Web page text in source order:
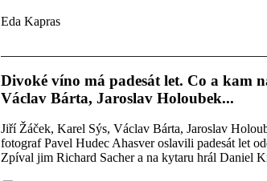
Eda Kapras
Divoké víno má padesát let. Co a kam
Václav Bárta, Jaroslav Holoubek...
Jiří Žáček, Karel Sýs, Václav Bárta, Jaroslav
fotograf Pavel Hudec Ahasver oslavili padesát let
Zpíval jim Richard Sacher a na kytaru hrál Daniel